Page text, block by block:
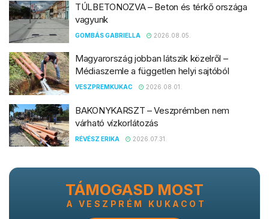
TÚLBETONOZVA – Beton és térkő országa
vagyunk
GOMBÁS GABRIELLA 2026.08.05.
Magyarország jobban látszik közelről –
Médiaszemle a független helyi sajtóból
VESZPREMKUKAC 2026.08.01.
BAKONYKARSZT – Veszprémben nem
várható vízkorlátozás
RÉVÉSZ ERIKA 2026.07.31.
TÁMOGASD MOST
A VESZPRÉM KUKACOT